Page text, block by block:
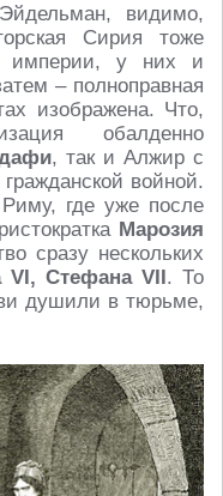
видимо,
Сирия тоже
империи, у них и
– полноправная
изображена. Что,
обалденно
, так и Алжир с
войной.
где уже после
Марозия
сразу нескольких
VI, Стефана VII. То
душили в тюрьме,